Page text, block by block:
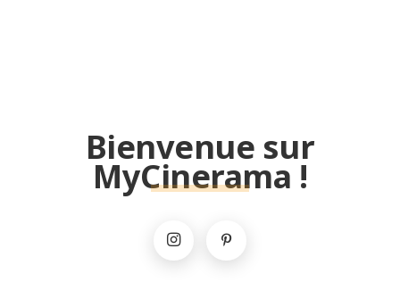
Bienvenue sur
MyCinerama !